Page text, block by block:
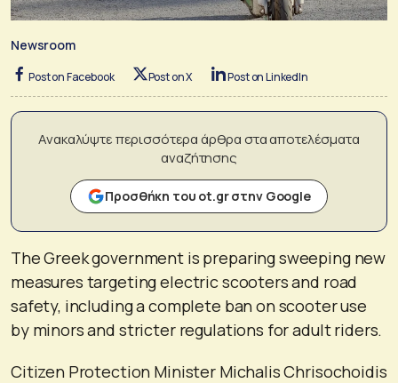
Newsroom
Post on Facebook Post on X Post on LinkedIn
Ανακαλύψτε περισσότερα άρθρα στα αποτελέσματα
αναζήτησης
Προσθήκη του ot.gr στην Google
The Greek government is preparing sweeping new
measures targeting electric scooters and road
safety, including a complete ban on scooter use
by minors and stricter regulations for adult riders.
Citizen Protection Minister Michalis Chrisochoidis